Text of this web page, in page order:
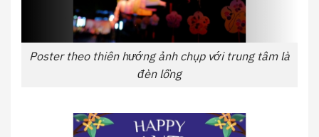
Poster theo thiên hướng ảnh chụp với trung tâm là
đèn lồng